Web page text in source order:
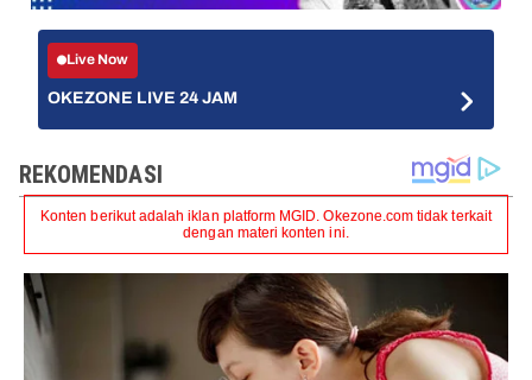
Live Now
OKEZONE LIVE 24 JAM